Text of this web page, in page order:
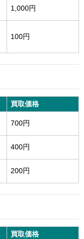
1,000円
100円
買取価格
700円
400円
200円
買取価格